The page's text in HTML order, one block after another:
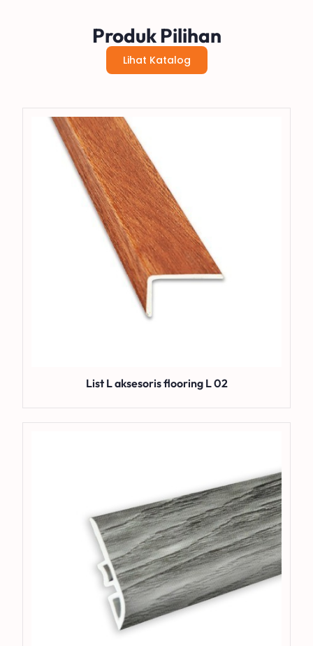
Produk Pilihan
Lihat Katalog
List L aksesoris flooring L 02